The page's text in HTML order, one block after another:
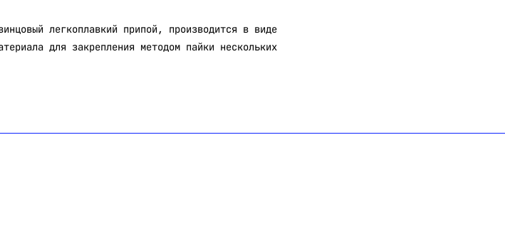
легкоплавкий припой, производится в виде
для закрепления методом пайки нескольких